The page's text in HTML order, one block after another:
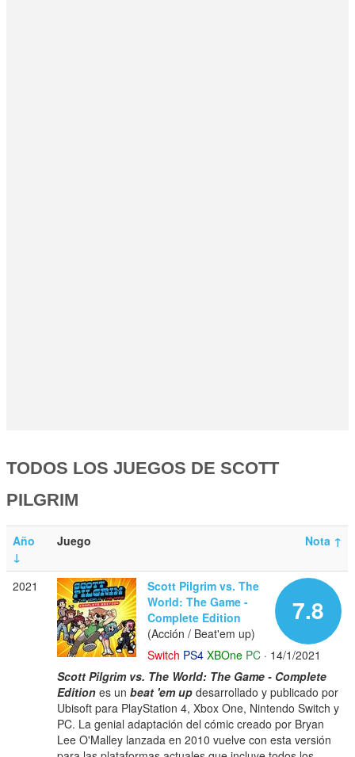
TODOS LOS JUEGOS DE SCOTT
PILGRIM
Año
↓
Nota ↑
Juego
2021
7.8
Scott Pilgrim vs. The
World: The Game -
Complete Edition
(Acción / Beat'em up)
Switch PS4 XBOne PC · 14/1/2021
Scott Pilgrim vs. The World: The Game - Complete
Edition es unbeat 'em up desarrollado y publicado por
Ubisoft para PlayStation 4, Xbox One, Nintendo Switch y
PC. La genial adaptación del cómic creado por Bryan
Lee O'Malley lanzada en 2010 vuelve con esta versión